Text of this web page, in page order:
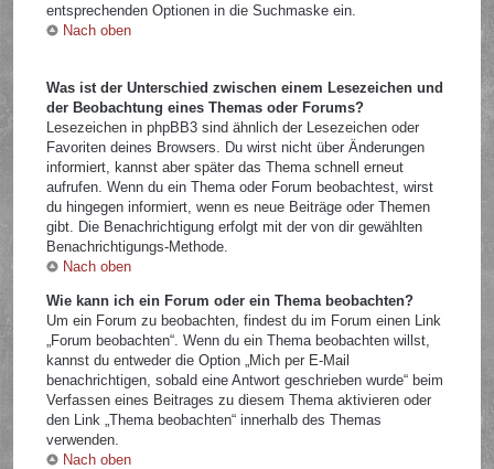
entsprechenden Optionen in die Suchmaske ein.
Nach oben
Was ist der Unterschied zwischen einem Lesezeichen und
der Beobachtung eines Themas oder Forums?
Lesezeichen in phpBB3 sind ähnlich der Lesezeichen oder
Favoriten deines Browsers. Du wirst nicht über Änderungen
informiert, kannst aber später das Thema schnell erneut
aufrufen. Wenn du ein Thema oder Forum beobachtest, wirst
du hingegen informiert, wenn es neue Beiträge oder Themen
gibt. Die Benachrichtigung erfolgt mit der von dir gewählten
Benachrichtigungs-Methode.
Nach oben
Wie kann ich ein Forum oder ein Thema beobachten?
Um ein Forum zu beobachten, findest du im Forum einen Link
„Forum beobachten“. Wenn du ein Thema beobachten willst,
kannst du entweder die Option „Mich per E-Mail
benachrichtigen, sobald eine Antwort geschrieben wurde“ beim
Verfassen eines Beitrages zu diesem Thema aktivieren oder
den Link „Thema beobachten“ innerhalb des Themas
verwenden.
Nach oben